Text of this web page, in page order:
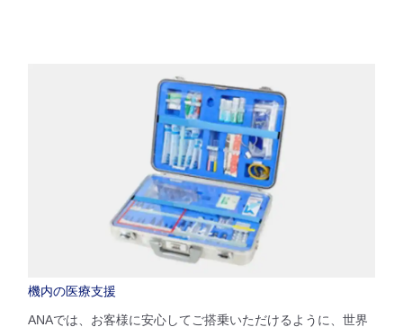
機内の医療支援
ANAでは、お客様に安心してご搭乗いただけるように、世界